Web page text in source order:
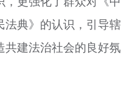
法典》的认识，引导辖
建法治社会的良好氛